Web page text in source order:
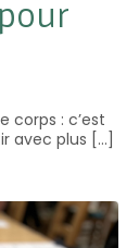
corps : c’est
avec plus […]